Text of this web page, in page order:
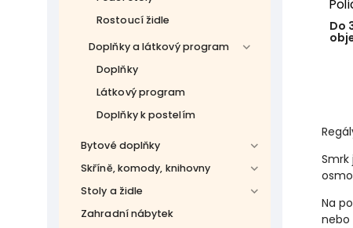
Rostoucí židle
Doplňky a látkový program
Doplňky
Látkový program
Doplňky k postelím
Bytové doplňky
Skříně, komody, knihovny
Stoly a židle
Zahradní nábytek
Do
Na
nebo